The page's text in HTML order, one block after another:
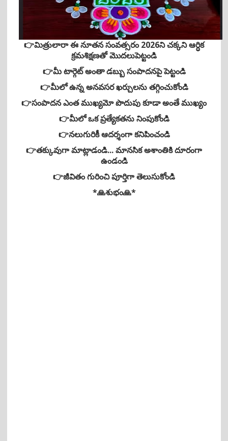
👉మిత్రులారా ఈ నూతన సంవత్సరం 2026ని చక్కని ఆర్ధిక
క్రమశిక్షణతో మొదలుపెట్టండి
👉మీ టార్గెట్ అంతా డబ్బు సంపాదనపై పెట్టండి
👉మీలో ఉన్న అనవసర ఖర్చులను తగ్గించుకోండి
👉సంపాదన ఎంత ముఖ్యమో పొదుపు కూడా అంతే ముఖ్యం
👉మీలో ఒక ప్రత్యేకతను నింపుకోండి
👉నలుగురికీ ఆదర్శంగా కనిపించండి
👉తక్కువుగా మాట్లాడండి... మానసిక అశాంతికి దూరంగా
ఉండండి
👉జీవితం గురించి పూర్తిగా తెలుసుకోండి
*🙏శుభం🙏*